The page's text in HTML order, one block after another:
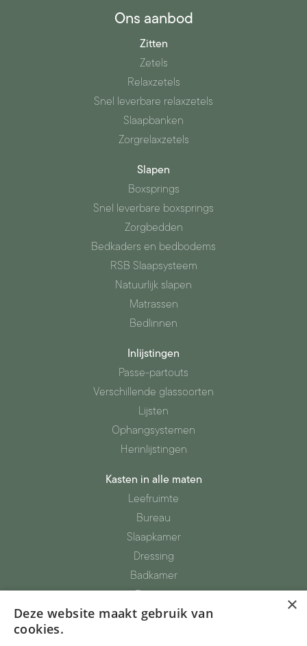
Ons aanbod
Zitten
Zetels
Relaxzetels
Snel leverbare relaxzetels
Slaapbanken
Zorgrelaxzetels
Slapen
Boxsprings
Snel leverbare boxsprings
Zorgbedden
Bedkaders en bedbodems
RSB Slaapsysteem
Natuurlijk slapen
Matrassen
Bedlinnen
Inlijstingen
Passe-partouts
Verschillende glassoorten
Lijsten
Ophangsystemen
Herinlijstingen
Kasten in alle maten
Leefruimte
Bureau
Slaapkamer
Dressing
Badkamer
Berging
Totaalinrichting
×
Deze website maakt gebruik van
cookies.